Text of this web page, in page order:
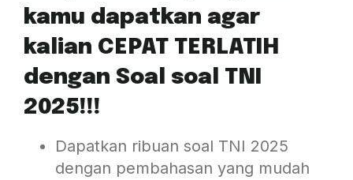
kamu dapatkan agar
kalian CEPAT TERLATIH
dengan Soal soal TNI
2025!!!
Dapatkan ribuan soal TNI 2025
dengan pembahasan yang mudah